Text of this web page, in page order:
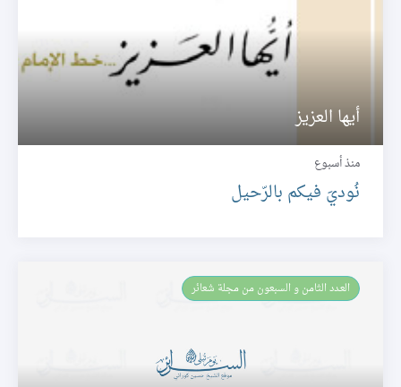
أيها العزيز
منذ أسبوع
نُوديَ فيكم بالرّحيل
العـدد الثامن و السبعون من مجلة شعائر